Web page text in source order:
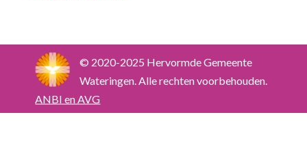
© 2020-2025 Hervormde Gemeente
Wateringen. Alle rechten voorbehouden.
ANBI en AVG